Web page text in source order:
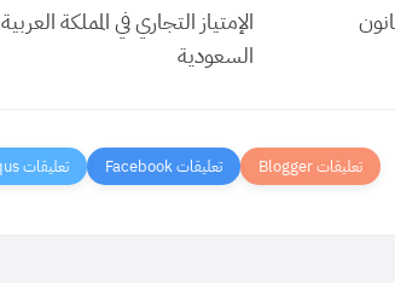
الإمتياز التجاري في المملكة العربية
السعودية